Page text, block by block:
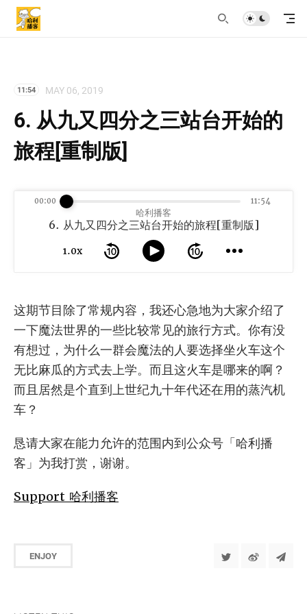
11:54 MAY 06, 2019
6. 从九又四分之三站台开始的
旅程[重制版]
哈利播客
6. 从九又四分之三站台开始的旅程[重制版]
1.0x
00:00 11:54
这期节目除了常规内容，我还心急地为大家介绍了
一下魔法世界的一些比较常见的旅行方式。你有没
有想过，为什么一群会魔法的人要选择坐火车这个
无比麻瓜的方式去上学。而且这火车是哪来的啊？
而且居然是个直到上世纪九十年代还在用的蒸汽机
车？
恳请大家在能力允许的范围内到公众号「哈利播
客」为我打赏，谢谢。
Support 哈利播客
ENJOY